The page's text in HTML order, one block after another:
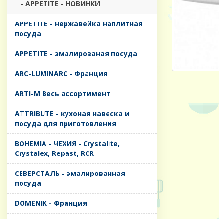
- APPETITE - НОВИНКИ
APPETITE - нержавейка наплитная
посуда
APPETITE - эмалированая посуда
ARC-LUMINARC - Франция
ARTI-M Весь ассортимент
ATTRIBUTE - кухоная навеска и
посуда для приготовления
BOHEMIA - ЧЕХИЯ - Crystalite,
Crystalex, Repast, RCR
CЕВЕРСТАЛЬ - эмалированная
посуда
DOMENIK - Франция